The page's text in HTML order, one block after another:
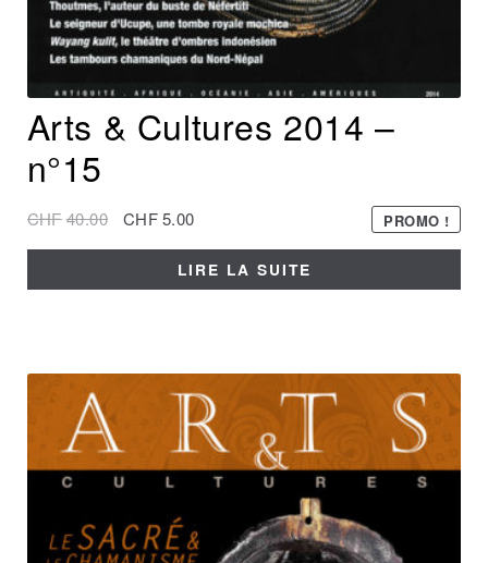
Arts & Cultures 2014 –
n°15
PROMO !
CHF40.00 CHF5.00
LIRE LA SUITE